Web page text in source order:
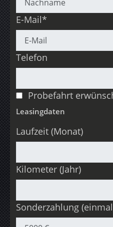
E-Mail*
Telefon
Probefahrt
Leasingdaten
Laufzeit (Monat)
Kilometer (Jahr)
Sonderzahlung